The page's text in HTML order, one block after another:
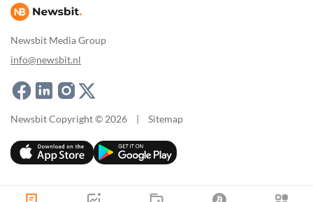
Newsbit Media Group
info@newsbit.nl
Newsbit Copyright © 2026 | Sitemap